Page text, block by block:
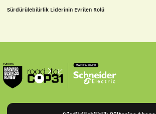
Sürdürülebilirlik Liderinin Evrilen Rolü